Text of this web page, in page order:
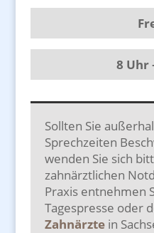
8 Uhr
Sollten Sie
Sprechzeiten
wenden Sie sich
zahnärztlichen
Praxis entnehmen
Tagespresse oder
Zahnärzte in